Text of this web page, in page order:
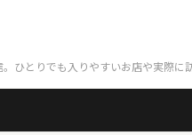
ひとりでも入りやすいお店や実際に